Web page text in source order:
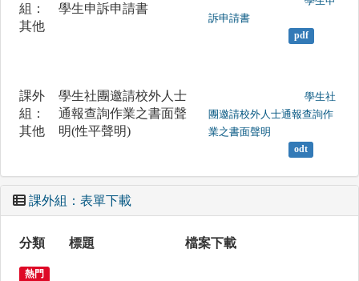
組：
其他
學生申訴申請書
訴申請書
pdf
課外
組：
其他
學生社團邀請校外人士
通報查詢作業之書面聲
明(性平聲明)
團邀請校外人士通報查詢作
業之書面聲明
odt
課外組：表單下載
分類 標題 檔案下載
熱門